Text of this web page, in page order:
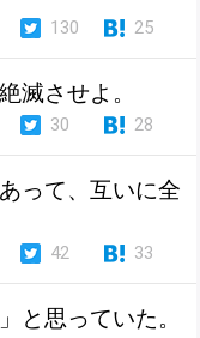
130 25
滅させよ。
30 28
って、互いに全
42 33
と思っていた。